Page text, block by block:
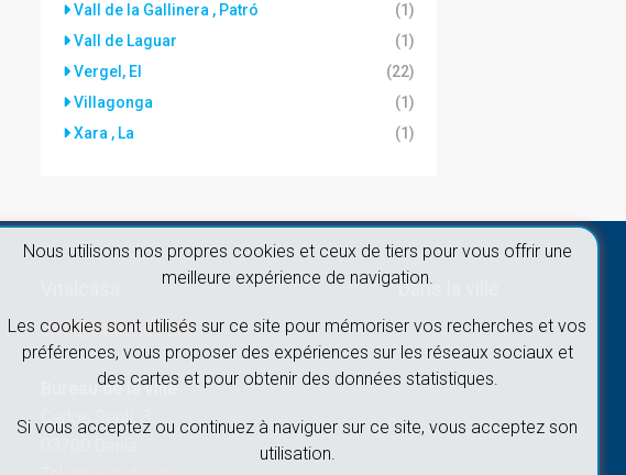
Nous utilisons nos propres cookies et ceux de tiers pour vous offrir une
meilleure expérience de navigation.
Les cookies sont utilisés sur ce site pour mémoriser vos recherches et vos
préférences, vous proposer des expériences sur les réseaux sociaux et
des cartes et pour obtenir des données statistiques.
Si vous acceptez ou continuez à naviguer sur ce site, vous acceptez son
utilisation.
Vall de la Gallinera , Patró
(1)
Vall de Laguar
(1)
Vergel, El
(22)
Villagonga
(1)
Xara , La
(1)
info@vitalcasa.com
Bureau de la ville:
Carlos Sentí, 3
Dans la ville